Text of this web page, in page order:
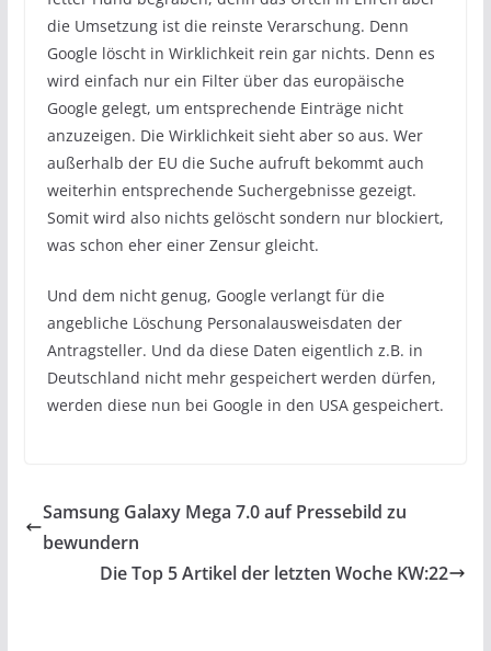
die Umsetzung ist die reinste Verarschung. Denn
Google löscht in Wirklichkeit rein gar nichts. Denn es
wird einfach nur ein Filter über das europäische
Google gelegt, um entsprechende Einträge nicht
anzuzeigen. Die Wirklichkeit sieht aber so aus. Wer
außerhalb der EU die Suche aufruft bekommt auch
weiterhin entsprechende Suchergebnisse gezeigt.
Somit wird also nichts gelöscht sondern nur blockiert,
was schon eher einer Zensur gleicht.
Und dem nicht genug, Google verlangt für die
angebliche Löschung Personalausweisdaten der
Antragsteller. Und da diese Daten eigentlich z.B. in
Deutschland nicht mehr gespeichert werden dürfen,
werden diese nun bei Google in den USA gespeichert.
Samsung Galaxy Mega 7.0 auf Pressebild zu
bewundern
Die Top 5 Artikel der letzten Woche KW:22